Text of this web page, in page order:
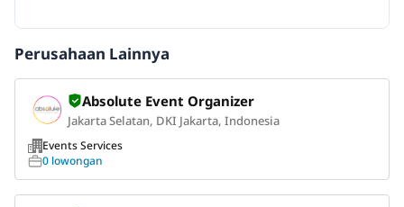
Perusahaan Lainnya
Absolute Event Organizer
Jakarta Selatan, DKI Jakarta, Indonesia
Events Services
0 lowongan